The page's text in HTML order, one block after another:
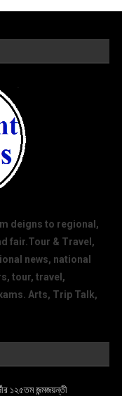
deigns to regional,
fair.Tour & Travel,
news, national
tour, travel,
Arts, Trip Talk,
১২৫তম জন্মজয়ন্তী